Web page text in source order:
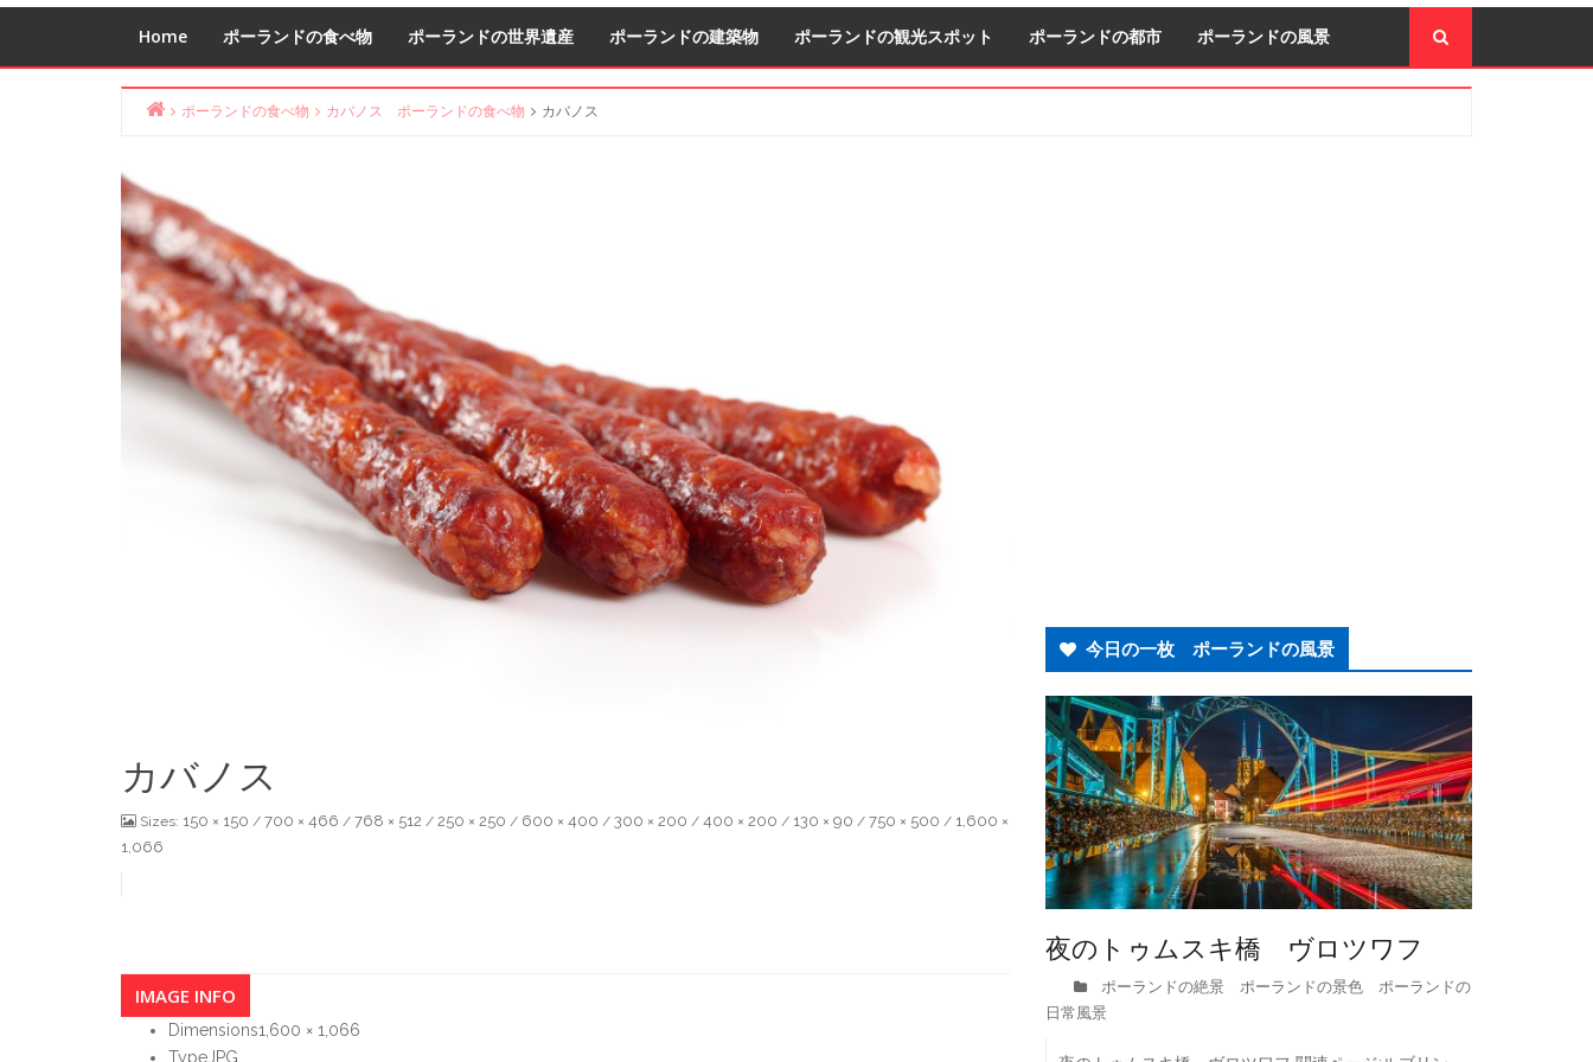
Home ポーランドの食べ物 ポーランドの世界遺産 ポーランドの建築物 ポーランドの観光スポット ポーランドの都市 ポーランドの風景
ポーランドの食べ物 カバノス ポーランドの食べ物 カバノス
カバノス
Sizes: 150 × 150 / 700 × 466 / 768 × 512 / 250 × 250 / 600 × 400 / 300 × 200 / 400 × 200 / 130 × 90 / 750 × 500 / 1,600 ×
1,066
IMAGE INFO
Dimensions1,600 × 1,066
Type JPG
今日の一枚 ポーランドの風景
夜のトゥムスキ橋 ヴロツワフ
ポーランドの絶景 ポーランドの景色 ポーランドの
日常風景